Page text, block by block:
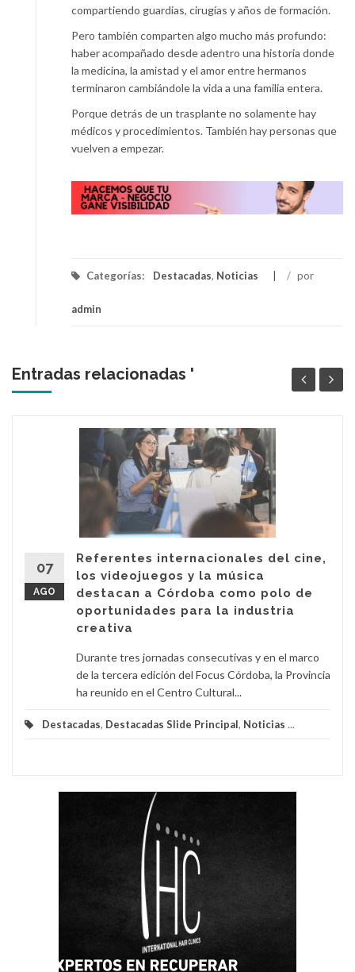
compartiendo guardias, cirugías y años de formación.
Pero también comparten algo mucho más profundo:
haber acompañado desde adentro una historia donde
la medicina, la amistad y el amor entre hermanos
terminaron cambiándole la vida a una familia entera.
Porque detrás de un trasplante no solamente hay
médicos y procedimientos. También hay personas que
vuelven a empezar.
Categorías: Destacadas, Noticias / por
admin
Entradas relacionadas '
07
AGO
Referentes internacionales del cine,
los videojuegos y la música
destacan a Córdoba como polo de
oportunidades para la industria
creativa
Durante tres jornadas consecutivas y en el marco
de la tercera edición del Focus Córdoba, la Provincia
ha reunido en el Centro Cultural...
Destacadas, Destacadas Slide Principal, Noticias ...